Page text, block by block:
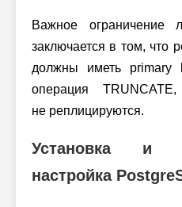
Важное ограничение
заключается в том, что
должны иметь primary
операция
не реплицируются.
Установка и
настройка